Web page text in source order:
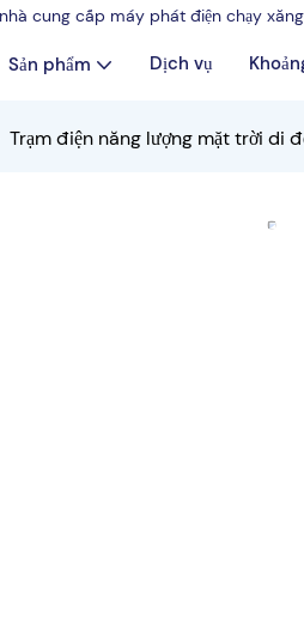
cung cấp máy phát điện chạy
Sản phẩm Dịch vụ
Trạm điện năng lượng mặt trời di